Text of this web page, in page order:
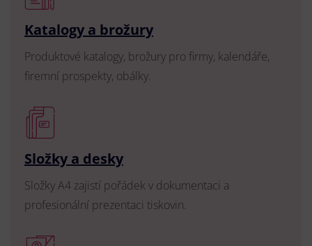
Katalogy a brožury
Produktové katalogy, brožury pro firmy, kalendáře,
firemní prospekty, obálky.
Složky a desky
Složky A4 zajistí pořádek v dokumentaci a
profesionální prezentaci tiskovin.